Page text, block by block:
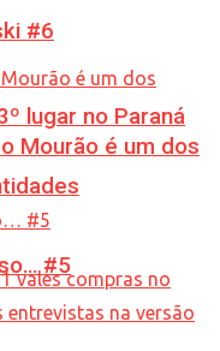
lugar no Paraná
#6
Mourão é um dos
#5